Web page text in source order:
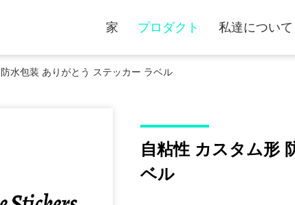
家 プロダクト 私達について
水包装 ありがとう ステッカー ラベル
自粘性 カスタム形
ベル